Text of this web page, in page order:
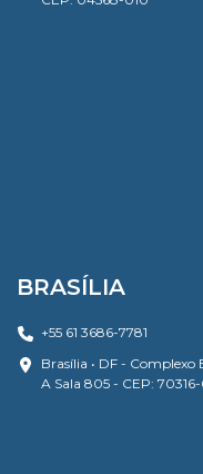
BRASÍLIA
+55 61 3686-7781
Brasília • DF - Complexo
A Sala 805 - CEP: